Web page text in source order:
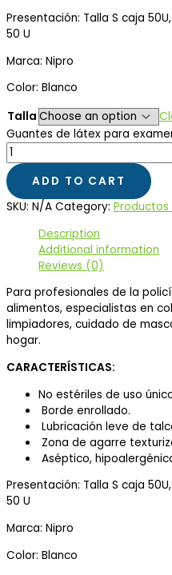
Presentación: Talla S caja
50 U
Marca: Nipro
Color: Blanco
Talla
Guantes de látex para
ADD TO CART
SKU: N/A Category: Productos
Description
Additional information
Reviews (0)
Para profesionales de la
alimentos, especialistas en
limpiadores, cuidado de
hogar.
CARACTERÍSTICAS:
No estériles de uso
Borde enrollado.
Lubricación leve de
Zona de agarre
Aséptico,
Presentación: Talla S caja
50 U
Marca: Nipro
Color: Blanco